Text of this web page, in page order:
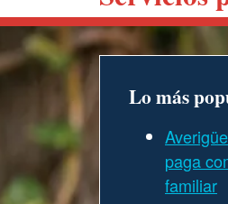
Lo más
paga
familiar